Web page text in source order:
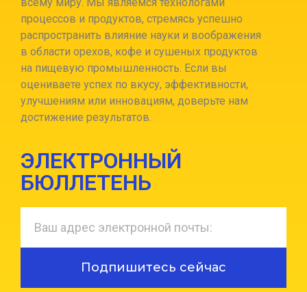
процессов и продуктов, стремясь успешно
распространить влияние науки и воображения
в области орехов, кофе и сушеных продуктов
на пищевую промышленность. Если вы
оцениваете успех по вкусу, эффективности,
улучшениям или инновациям, доверьте нам
достижение результатов.
ЭЛЕКТРОННЫЙ
БЮЛЛЕТЕНЬ
Подпишитесь сейчас